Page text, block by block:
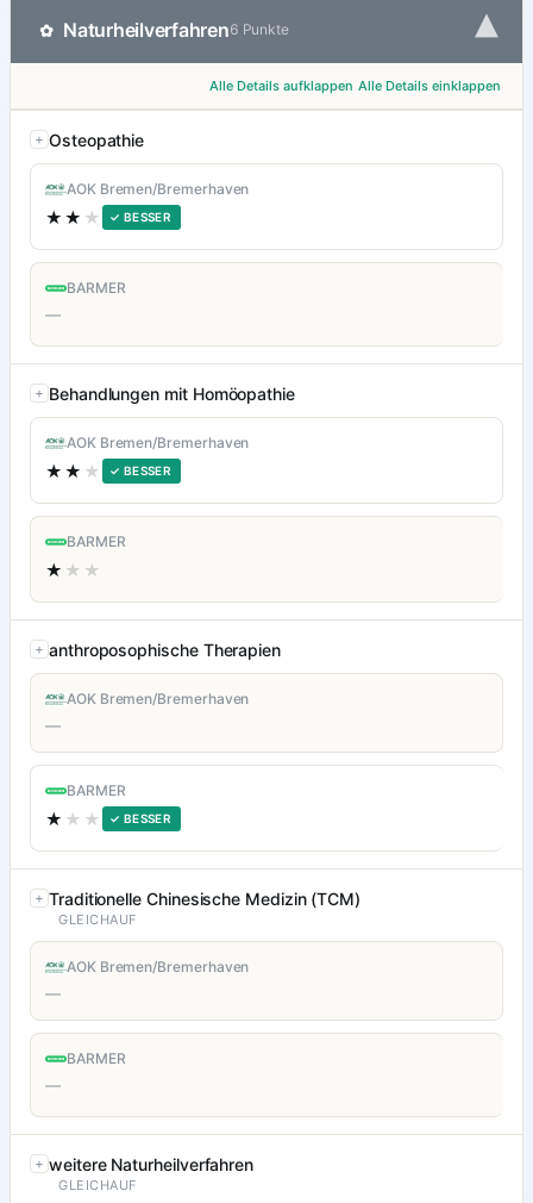
✿ Naturheilverfahren6 Punkte ▾
Alle Details aufklappen Alle Details einklappen
Osteopathie
AOK Bremen/Bremerhaven
★★ ★ ✓ BESSER
BARMER
—
Behandlungen mit Homöopathie
AOK Bremen/Bremerhaven
★★ ★ ✓ BESSER
BARMER
★ ★★
anthroposophische Therapien
AOK Bremen/Bremerhaven
—
BARMER
★ ★★ ✓ BESSER
Traditionelle Chinesische Medizin (TCM)
GLEICHAUF
AOK Bremen/Bremerhaven
—
BARMER
—
weitere Naturheilverfahren
GLEICHAUF